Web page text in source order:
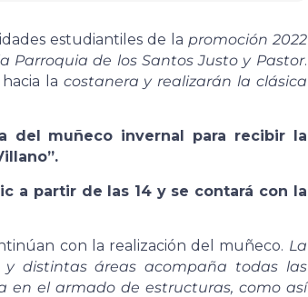
estudiantiles de la promoción 2022
Parroquia de los Santos Justo y Pastor.
hacia la costanera y realizarán la clásica
del muñeco invernal para recibir la
a partir de las 14 y se contará con la
con la realización del muñeco. La
y distintas áreas acompaña todas las
en el armado de estructuras, como así